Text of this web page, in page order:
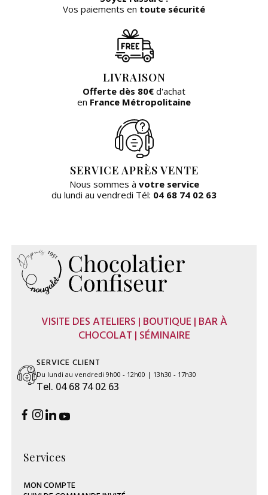
Vos paiements en toute sécurité
LIVRAISON
Offerte dès 80€ d'achat
en France Métropolitaine
SERVICE APRÈS VENTE
Nous sommes à votre service
du lundi au vendredi Tél: 04 68 74 02 63
VISITE DES ATELIERS | BOUTIQUE | BAR À
CHOCOLAT | SÉMINAIRE
SERVICE CLIENT
Du lundi au vendredi 9h00 - 12h00 | 13h30 - 17h30
Tel. 04 68 74 02 63
Services
MON COMPTE